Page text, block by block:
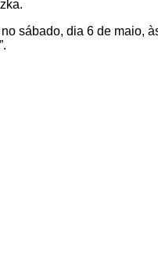
sábado, dia 6 de maio,